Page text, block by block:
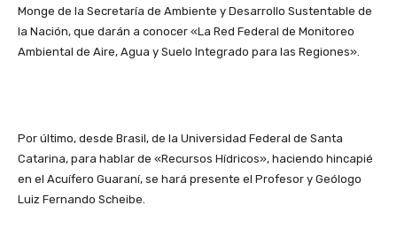
Monge de la Secretaría de Ambiente y Desarrollo Sustentable de
la Nación, que darán a conocer «La Red Federal de Monitoreo
Ambiental de Aire, Agua y Suelo Integrado para las Regiones».
Por último, desde Brasil, de la Universidad Federal de Santa
Catarina, para hablar de «Recursos Hídricos», haciendo hincapié
en el Acuífero Guaraní, se hará presente el Profesor y Geólogo
Luiz Fernando Scheibe.